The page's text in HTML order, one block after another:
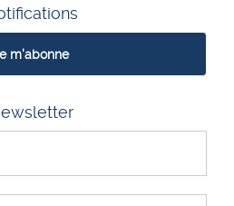
m'abonne